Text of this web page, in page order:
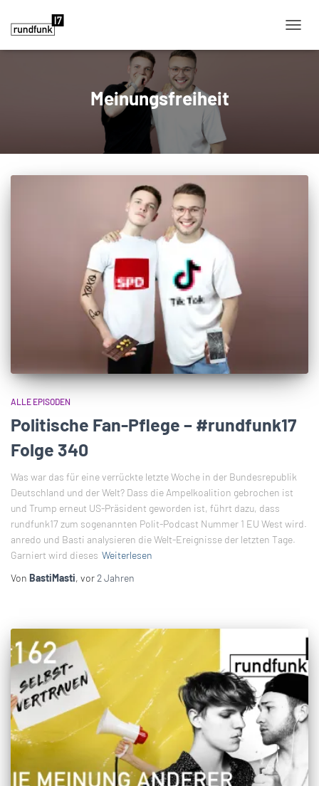
Meinungsfreiheit
ALLE EPISODEN
Politische Fan-Pflege – #rundfunk17
Folge 340
Was war das für eine verrückte letzte Woche in der Bundesrepublik
Deutschland und der Welt? Dass die Ampelkoalition gebrochen ist
und Trump erneut US-Präsident geworden ist, führt dazu, dass
rundfunk17 zum sogenannten Polit-Podcast Nummer 1 EU West wird.
anredo und Basti analysieren die Welt-Ereignisse der letzten Tage.
Garniert wird dieses Weiterlesen
Von BastiMasti, vor 2 Jahren